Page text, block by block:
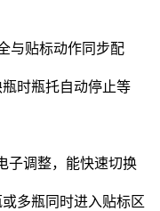
与贴标动作同步配
时瓶托自动停止等
子调整，能快速切换
多瓶同时进入贴标区